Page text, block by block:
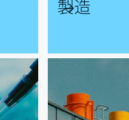
製造